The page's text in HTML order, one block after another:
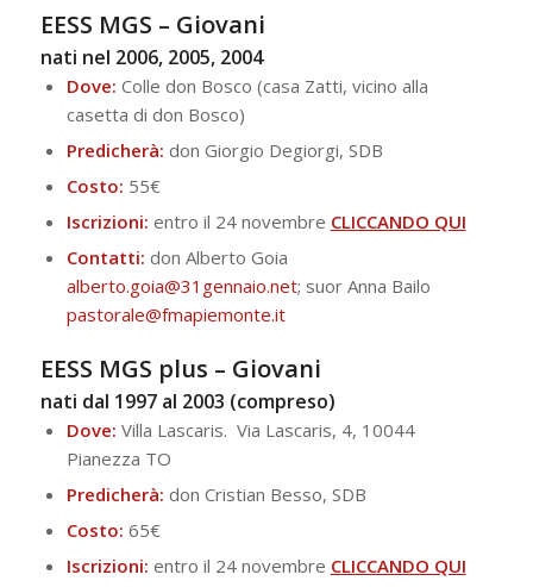
EESS MGS – Giovani
nati nel 2006, 2005, 2004
Dove: Colle don Bosco (casa Zatti, vicino alla
casetta di don Bosco)
Predicherà: don Giorgio Degiorgi, SDB
Costo: 55€
Iscrizioni: entro il 24 novembre CLICCANDO QUI
Contatti: don Alberto Goia
alberto.goia@31gennaio.net; suor Anna Bailo
pastorale@fmapiemonte.it
EESS MGS plus – Giovani
nati dal 1997 al 2003 (compreso)
Dove: Villa Lascaris. Via Lascaris, 4, 10044
Pianezza TO
Predicherà: don Cristian Besso, SDB
Costo: 65€
Iscrizioni: entro il 24 novembre CLICCANDO QUI